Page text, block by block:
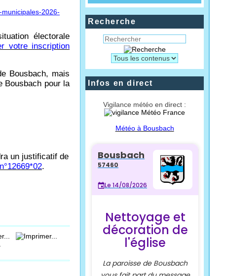
2026-
électorale
votre inscription
Bousbach, mais
Bousbach pour la
un justificatif de
.
Recherche
Infos en direct
Vigilance météo en direct :
Météo à Bousbach